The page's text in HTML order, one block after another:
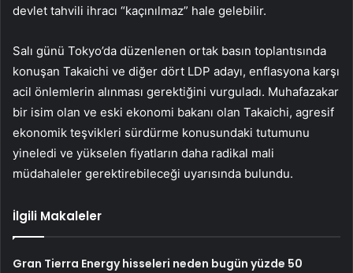
devlet tahvili ihracı “kaçınılmaz” hale gelebilir.
Salı günü Tokyo’da düzenlenen ortak basın toplantısında
konuşan Takaichi ve diğer dört LDP adayı, enflasyona karşı
acil önlemlerin alınması gerektiğini vurguladı. Muhafazakar
bir isim olan ve eski ekonomi bakanı olan Takaichi, agresif
ekonomik teşvikleri sürdürme konusundaki tutumunu
yineledi ve yükselen fiyatların daha radikal mali
müdahaleler gerektirebileceği uyarısında bulundu.
İlgili Makaleler
Gran Tierra Energy hisseleri neden bugün yüzde 50